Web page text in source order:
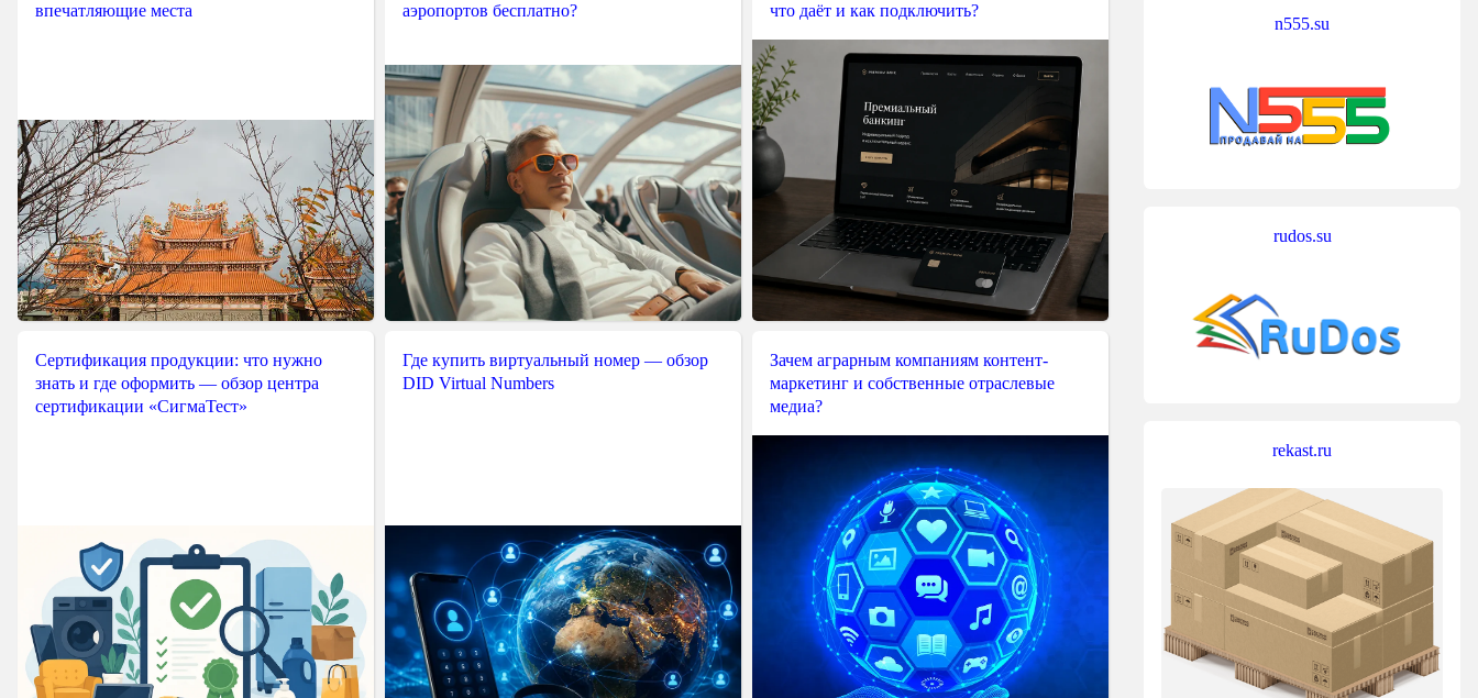
впечатляющие места
аэропортов бесплатно?
что даёт и как подключить?
Сертификация продукции: что нужно
знать и где оформить — обзор центра
сертификации «СигмаТест»
Где купить виртуальный номер — обзор
DID Virtual Numbers
Зачем аграрным компаниям контент-
маркетинг и собственные отраслевые
медиа?
n555.su
rudos.su
rekast.ru